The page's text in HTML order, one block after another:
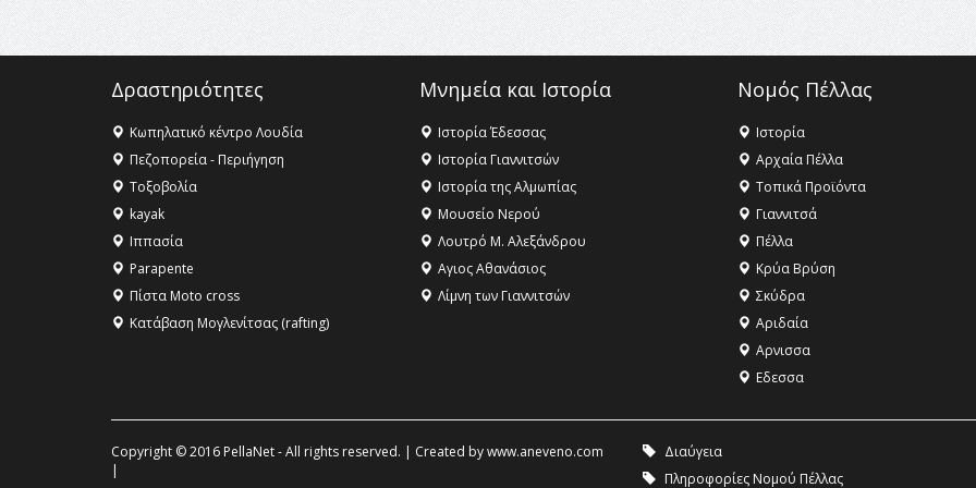
Δραστηριότητες
Κωπηλατικό κέντρο Λουδία
Πεζοπορεία - Περιήγηση
Τοξοβολία
kayak
Ιππασία
Parapente
Πίστα Moto cross
Κατάβαση Μογλενίτσας (rafting)
Μνημεία και Ιστορία
Ιστορία Έδεσσας
Ιστορία Γιαννιτσών
Ιστορία της Αλμωπίας
Μουσείο Νερού
Λουτρό Μ. Αλεξάνδρου
Αγιος Αθανάσιος
Λίμνη των Γιαννιτσών
Νομός Πέλλας
Ιστορία
Αρχαία Πέλλα
Τοπικά Προϊόντα
Γιαννιτσά
Πέλλα
Κρύα Βρύση
Σκύδρα
Αριδαία
Aρνισσα
Eδεσσα
Copyright © 2016 PellaNet - All rights reserved. | Created bywww.aneveno.com
|
Διαύγεια
Πληροφορίες Νομού Πέλλας